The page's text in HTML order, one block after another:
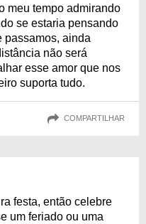
meu tempo admirando
se estaria pensando
passamos, ainda
não será
esse amor que nos
suporta tudo.
COMPARTILHAR
festa, então celebre
um feriado ou uma